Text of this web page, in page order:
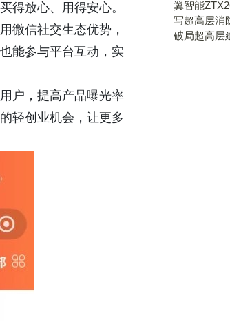
得放心、用得安心。
微信社交生态优势，
能参与平台互动，实
户，提高产品曝光率
轻创业机会，让更多